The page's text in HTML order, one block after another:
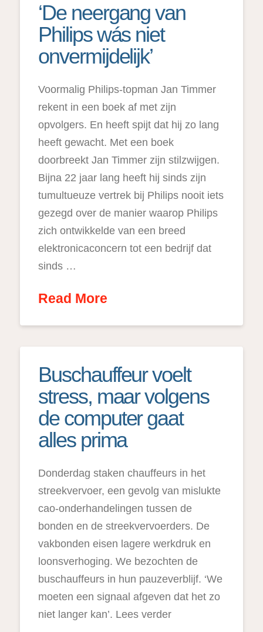
‘De neergang van
Philips wás niet
onvermijdelijk’
Voormalig Philips-topman Jan Timmer
rekent in een boek af met zijn
opvolgers. En heeft spijt dat hij zo lang
heeft gewacht. Met een boek
doorbreekt Jan Timmer zijn stilzwijgen.
Bijna 22 jaar lang heeft hij sinds zijn
tumultueuze vertrek bij Philips nooit iets
gezegd over de manier waarop Philips
zich ontwikkelde van een breed
elektronicaconcern tot een bedrijf dat
sinds …
Read More
Buschauffeur voelt
stress, maar volgens
de computer gaat
alles prima
Donderdag staken chauffeurs in het
streekvervoer, een gevolg van mislukte
cao-onderhandelingen tussen de
bonden en de streekvervoerders. De
vakbonden eisen lagere werkdruk en
loonsverhoging. We bezochten de
buschauffeurs in hun pauzeverblijf. ‘We
moeten een signaal afgeven dat het zo
niet langer kan’. Lees verder